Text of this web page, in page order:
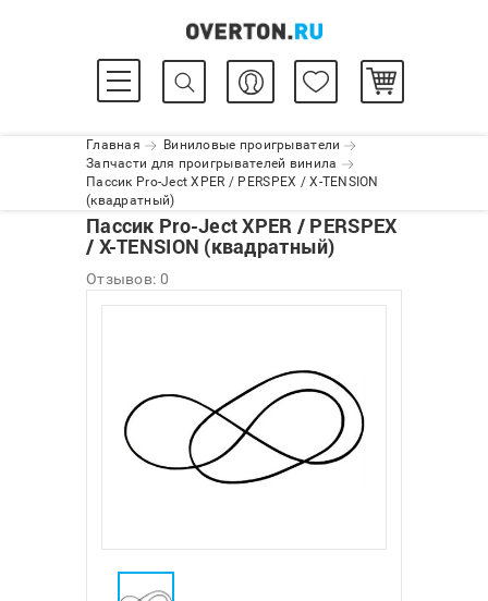
Главная
Виниловые проигрыватели
Запчасти для проигрывателей винила
Пассик Pro-Ject XPER / PERSPEX / X-TENSION
(квадратный)
Пассик Pro-Ject XPER / PERSPEX
/ X-TENSION (квадратный)
Отзывов: 0